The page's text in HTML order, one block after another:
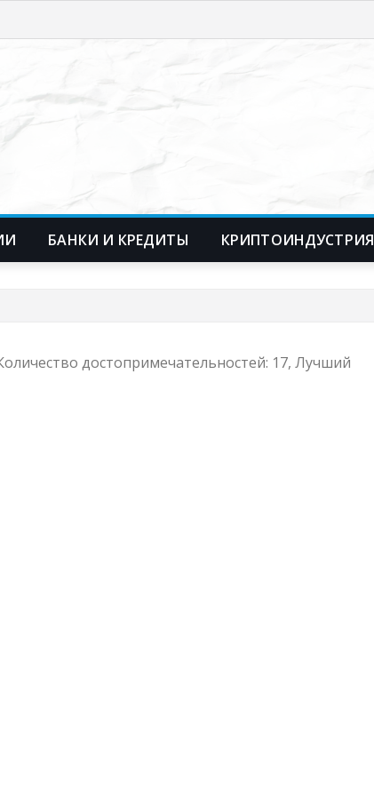
БАНКИ И КРЕДИТЫ КРИПТОИНДУСТРИЯ
достопримечательностей: 17, Лучший